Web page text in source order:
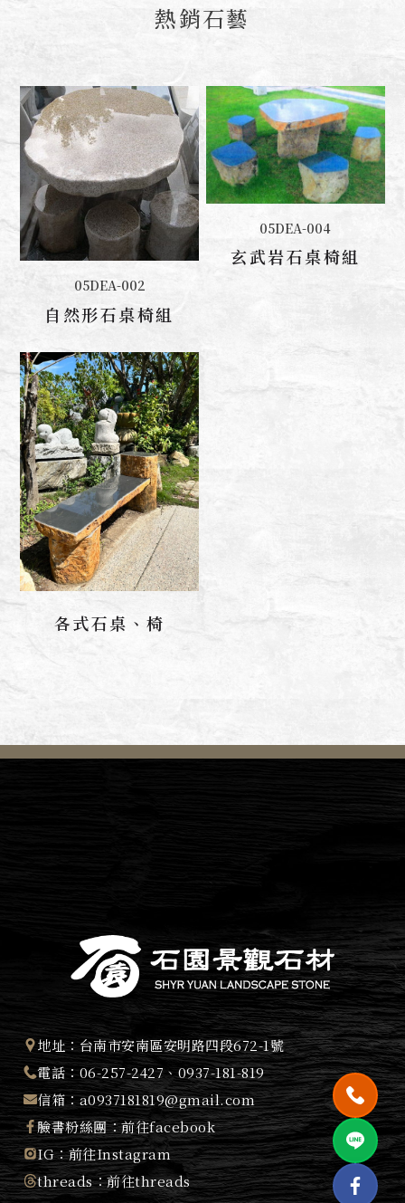
熱銷石藝
聯絡我們05DEA-002
自然形石桌椅組
聯絡我們05DEA-004
玄武岩石桌椅組
聯絡我們各式石桌、椅
地址： 台南市安南區安明路四段672-1號
電話： 06-257-2427、0937-181-819
信箱：a0937181819@gmail.com
臉書粉絲團：前往facebook
IG：前往Instagram
threads：前往threads